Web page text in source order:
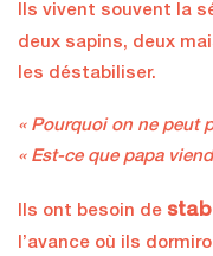
Ils vivent souvent la
deux sapins, deux
les déstabiliser.
« Pourquoi on ne peut
« Est-ce que papa
Ils ont besoin de
l’avance où ils